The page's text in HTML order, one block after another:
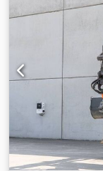
2,200 rpm Broj
obrtnog